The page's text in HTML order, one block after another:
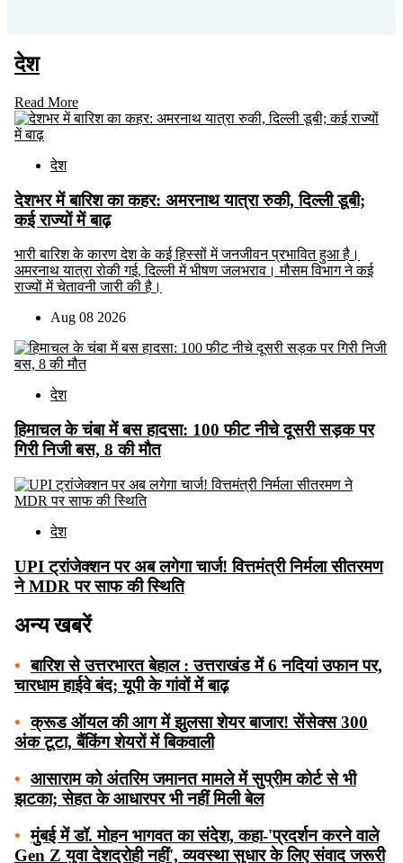
देश
Read More
देश
देशभर में बारिश का कहर: अमरनाथ यात्रा रुकी, दिल्ली डूबी;
कई राज्यों में बाढ़
भारी बारिश के कारण देश के कई हिस्सों में जनजीवन प्रभावित हुआ है।
अमरनाथ यात्रा रोकी गई, दिल्ली में भीषण जलभराव। मौसम विभाग ने कई
राज्यों में चेतावनी जारी की है।
Aug 08 2026
देश
हिमाचल के चंबा में बस हादसा: 100 फीट नीचे दूसरी सड़क पर
गिरी निजी बस, 8 की मौत
देश
UPI ट्रांजेक्शन पर अब लगेगा चार्ज! वित्तमंत्री निर्मला सीतरमण
ने MDR पर साफ की स्थिति
अन्य खबरें
• बारिश से उत्तरभारत बेहाल : उत्तराखंड में 6 नदियां उफान पर,
चारधाम हाईवे बंद; यूपी के गांवों में बाढ़
• क्रूड ऑयल की आग में झुलसा शेयर बाजार! सेंसेक्स 300
अंक टूटा, बैंकिंग शेयरों में बिकवाली
• आसाराम को अंतरिम जमानत मामले में सुप्रीम कोर्ट से भी
झटका; सेहत के आधारपर भी नहीं मिली बेल
• मुंबई में डॉ. मोहन भागवत का संदेश, कहा-'प्रदर्शन करने वाले
Gen Z युवा देशद्रोही नहीं', व्यवस्था सुधार के लिए संवाद जरूरी